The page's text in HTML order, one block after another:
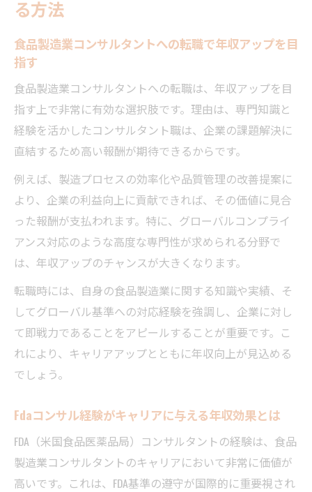
る方法
食品製造業コンサルタントへの転職で年収アップを目
指す
食品製造業コンサルタントへの転職は、年収アップを目
指す上で非常に有効な選択肢です。理由は、専門知識と
経験を活かしたコンサルタント職は、企業の課題解決に
直結するため高い報酬が期待できるからです。
例えば、製造プロセスの効率化や品質管理の改善提案に
より、企業の利益向上に貢献できれば、その価値に見合
った報酬が支払われます。特に、グローバルコンプライ
アンス対応のような高度な専門性が求められる分野で
は、年収アップのチャンスが大きくなります。
転職時には、自身の食品製造業に関する知識や実績、そ
してグローバル基準への対応経験を強調し、企業に対し
て即戦力であることをアピールすることが重要です。こ
れにより、キャリアアップとともに年収向上が見込める
でしょう。
Fdaコンサル経験がキャリアに与える年収効果とは
FDA（米国食品医薬品局）コンサルタントの経験は、食品
製造業コンサルタントのキャリアにおいて非常に価値が
高いです。これは、FDA基準の遵守が国際的に重要視され